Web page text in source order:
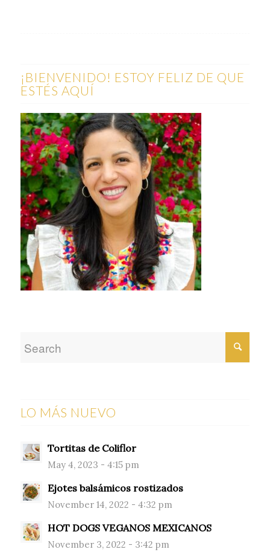
¡BIENVENIDO! ESTOY FELIZ DE QUE
ESTÉS AQUÍ
LO MÁS NUEVO
Tortitas de Coliflor
May 4, 2023 - 4:15 pm
Ejotes balsámicos rostizados
November 14, 2022 - 4:32 pm
HOT DOGS VEGANOS MEXICANOS
November 3, 2022 - 3:42 pm